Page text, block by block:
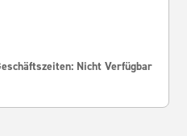
Nicht Verfügbar